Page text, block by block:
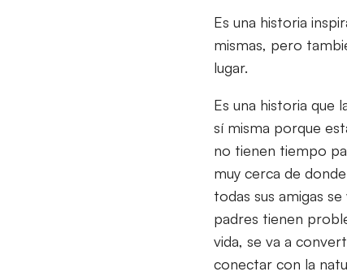
Es una historia
mismas, pero
lugar.
Es una historia que
sí misma porque
no tienen tiempo
muy cerca de
todas sus amigas
padres tienen
vida, se va a
conectar con la